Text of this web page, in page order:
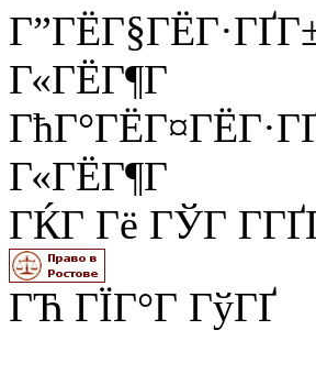
Г«ГЁГ¶Г
Г«ГЁГ¶Г
ГЌГ Гё ГЎГ
ГЋ ГЇГ°Г ГўГҐ